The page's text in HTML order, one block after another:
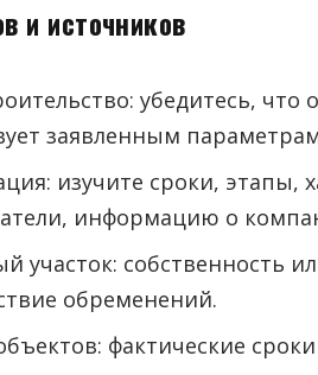
и источников
убедитесь,
заявленным
изучите сроки, этапы,
информацию о
участок: собственность
обременений.
фактические